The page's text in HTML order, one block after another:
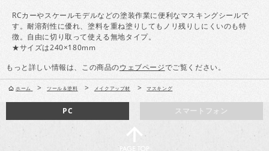
RCカーやスケールモデルなどの塗装作業に便利なマスキングシールで
す。耐溶剤性に優れ、塗料を重ね塗りしてもノリ残りしにくいのも特
徴。自由に切り取って使える無地タイプ。
★サイズは240×180mm
もっと詳しい情報は、この商品のウェブページでご覧ください。
ホーム > ツール＆塗料 > メイクアップ材 > マスキング
スマートフォン
PC